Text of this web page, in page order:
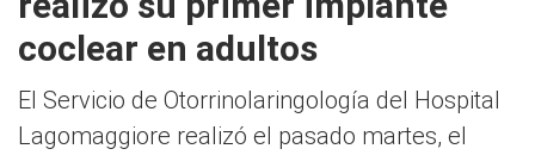
coclear en adultos
El Servicio de Otorrinolaringología del Hospital
Lagomaggiore realizó el pasado martes, el